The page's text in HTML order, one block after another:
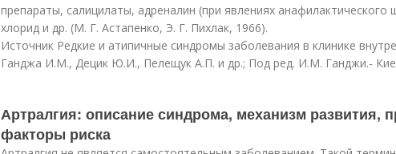
препараты, салицилаты, адреналин (при явлениях анафилактического
хлорид и др. (М. Г. Астапенко, Э. Г. Пихлак, 1966).
Источник Редкие и атипичные синдромы заболевания в клинике
Ганджа И.М., Децик Ю.И., Пелещук А.П. и др.; Под ред. И.М. Ганджи.-
Артралгия: описание синдрома, механизм развития,
факторы риска